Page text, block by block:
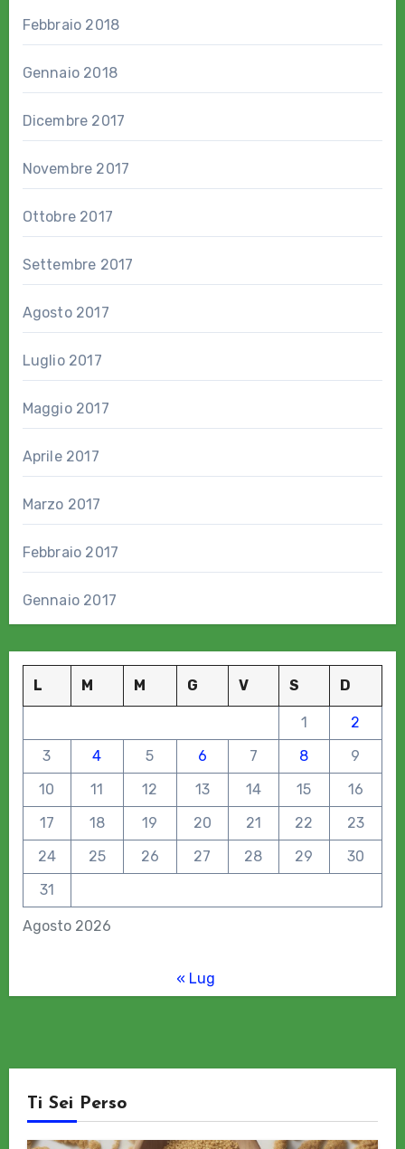
Febbraio 2018
Gennaio 2018
Dicembre 2017
Novembre 2017
Ottobre 2017
Settembre 2017
Agosto 2017
Luglio 2017
Maggio 2017
Aprile 2017
Marzo 2017
Febbraio 2017
Gennaio 2017
Agosto 2026
L M M G V S D
1
2
3
4 5 6 7 8
9
10
11 12 13 14 15
16
17
18 19 20 21 22
23
24
25 26 27 28 29
30
31
« Lug
Ti Sei Perso